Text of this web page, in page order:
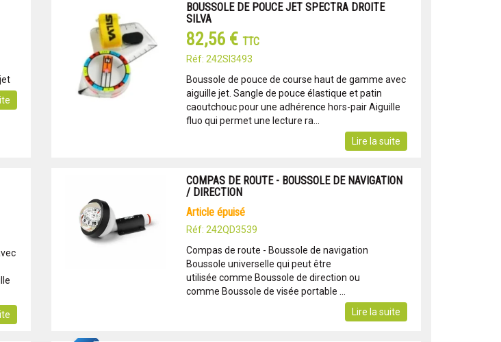
BOUSSOLE DE POUCE JET SPECTRA DROITE
SILVA
82,56 € TTC
Réf: 242SI3493
Boussole de pouce de course haut de gamme avec
aiguille jet. Sangle de pouce élastique et patin
caoutchouc pour une adhérence hors-pair Aiguille
fluo qui permet une lecture ra...
Lire la suite
COMPAS DE ROUTE - BOUSSOLE DE NAVIGATION
/ DIRECTION
article épuisé
Réf: 242QD3539
Compas de route - Boussole de navigation
Boussole universelle qui peut être
utilisée comme Boussole de direction ou
comme Boussole de visée portable ...
Lire la suite